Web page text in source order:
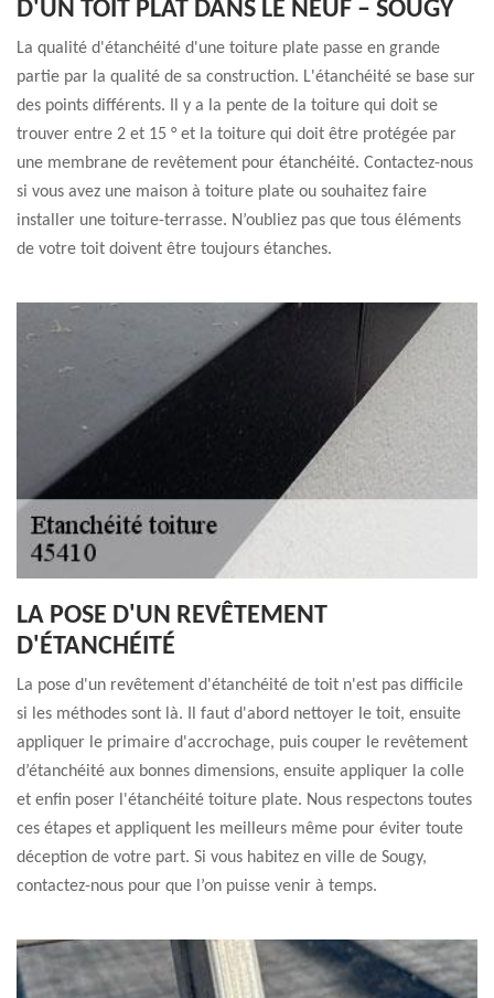
D'UN TOIT PLAT DANS LE NEUF – SOUGY
La qualité d'étanchéité d'une toiture plate passe en grande
partie par la qualité de sa construction. L'étanchéité se base sur
des points différents. Il y a la pente de la toiture qui doit se
trouver entre 2 et 15 ° et la toiture qui doit être protégée par
une membrane de revêtement pour étanchéité. Contactez-nous
si vous avez une maison à toiture plate ou souhaitez faire
installer une toiture-terrasse. N’oubliez pas que tous éléments
de votre toit doivent être toujours étanches.
LA POSE D'UN REVÊTEMENT
D'ÉTANCHÉITÉ
La pose d'un revêtement d'étanchéité de toit n'est pas difficile
si les méthodes sont là. Il faut d'abord nettoyer le toit, ensuite
appliquer le primaire d'accrochage, puis couper le revêtement
d’étanchéité aux bonnes dimensions, ensuite appliquer la colle
et enfin poser l'étanchéité toiture plate. Nous respectons toutes
ces étapes et appliquent les meilleurs même pour éviter toute
déception de votre part. Si vous habitez en ville de Sougy,
contactez-nous pour que l’on puisse venir à temps.